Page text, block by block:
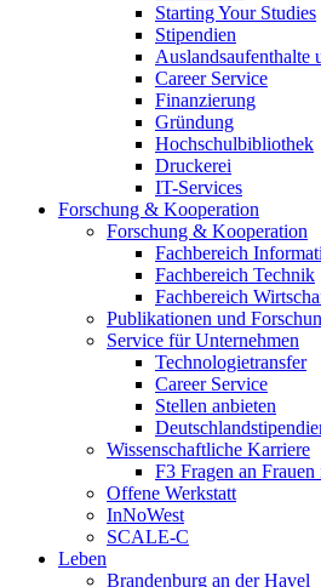
Starting Your Studies
Stipendien
Auslandsaufenthalte
Career Service
Finanzierung
Gründung
Hochschulbibliothek
Druckerei
IT-Services
Forschung & Kooperation
Forschung & Kooperation
Fachbereich
Fachbereich Technik
Fachbereich
Publikationen und
Service für Unternehmen
Technologietransfer
Career Service
Stellen anbieten
Wissenschaftliche Karriere
F3 Fragen an
Offene Werkstatt
InNoWest
SCALE-C
Leben
Brandenburg an der Havel